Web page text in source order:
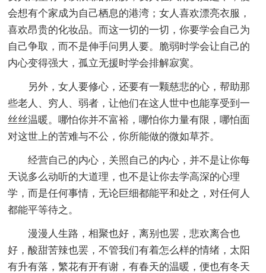
会想有个家成为自己栖息的港湾；女人喜欢漂亮衣服，
喜欢昂贵的化妆品。而这一切的一切，你要学会自己为
自己争取，而不是伸手问男人要。脆弱时学会让自己的
内心变得强大，孤立无援时学会排解寂寞。
另外，女人要修心，还要有一颗慈悲的心，帮助那
些老人、穷人、弱者，让他们在这人世中也能享受到一
丝丝温暖。哪怕你并不富裕，哪怕你力量有限，哪怕面
对这世上的苦难与不公，你所能做的微如草芥。
经营自己的内心，关照自己的内心，并不是让你每
天说多么动听的大道理，也不是让你去学高深的心理
学，而是任何事情，无论巨细都能平和处之，对任何人
都能平等待之。
漫漫人生路，相聚也好，离别也罢，悲欢离合也
好，酸甜苦辣也罢，不管我们有着怎么样的情绪，太阳
有升有落，繁花有开有谢，有春天的温暖，便也有冬天